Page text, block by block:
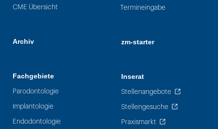
CME Übersicht
Archiv
Fachgebiete
Parodontologie
Implantologie
Endodontologie
Termineingabe
zm-starter
Inserat
Stellenangebote
Stellengesuche
Praxismarkt